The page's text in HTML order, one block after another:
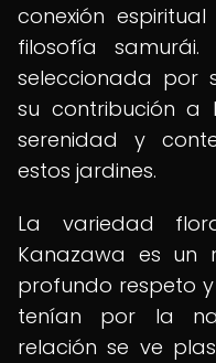
conexión
filosofía
seleccionada por
su contribución a
serenidad y
estos jardines.
La variedad
Kanazawa es un
profundo respeto
tenían por la
relación se ve